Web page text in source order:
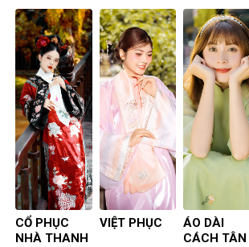
CỔ PHỤC
NHÀ THANH
VIỆT PHỤC
ÁO DÀI
CÁCH TÂN